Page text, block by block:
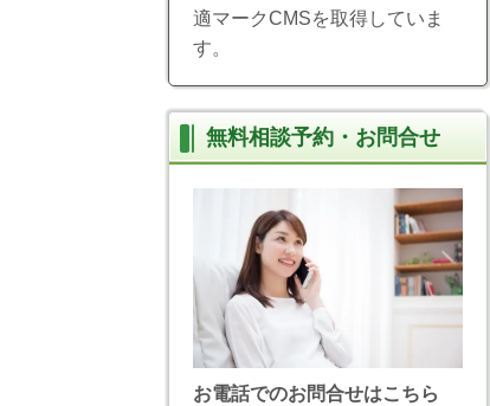
適マークCMSを取得していま
す。
無料相談予約・お問合せ
お電話でのお問合せはこちら